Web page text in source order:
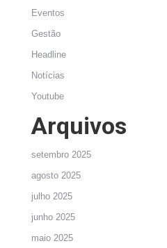
Eventos
Gestão
Headline
Notícias
Youtube
Arquivos
setembro 2025
agosto 2025
julho 2025
junho 2025
maio 2025